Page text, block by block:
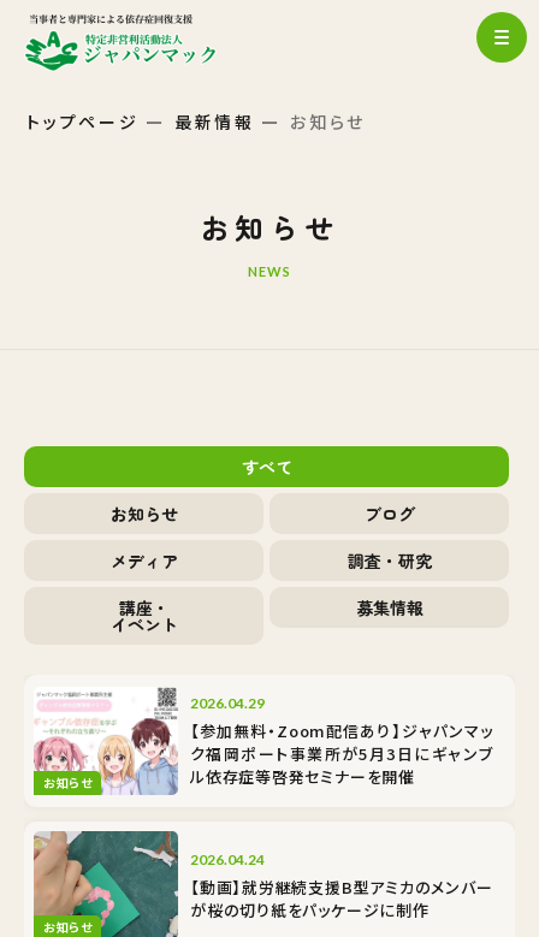
トップページ 最新情報 お知らせ
お知らせ
NEWS
すべて
お知らせ
ブログ
メディア
調査・研究
講座・
イベント
募集情報
お知らせ
2026.04.29
【参加無料・Zoom配信あり】ジャパンマッ
ク福岡ポート事業所が5月3日にギャンブ
ル依存症等啓発セミナーを開催
お知らせ
2026.04.24
【動画】就労継続支援B型アミカのメンバー
が桜の切り紙をパッケージに制作